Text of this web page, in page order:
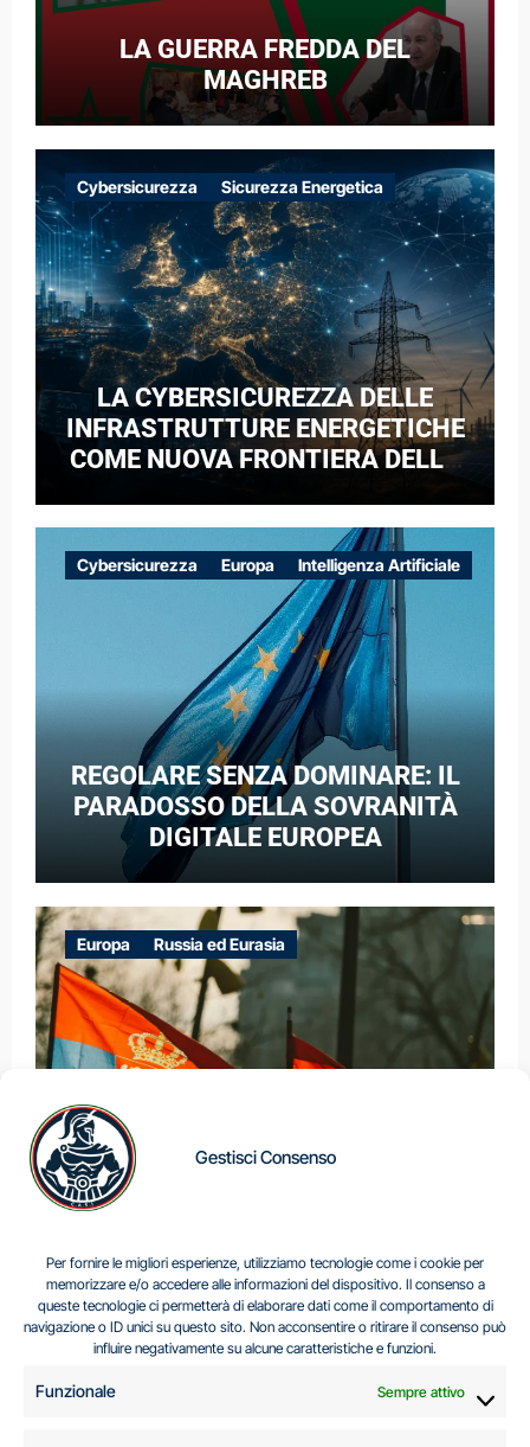
Gestisci Consenso
Per fornire le migliori esperienze, utilizziamo tecnologie come i cookie per
memorizzare e/o accedere alle informazioni del dispositivo. Il consenso a
queste tecnologie ci permetterà di elaborare dati come il comportamento di
navigazione o ID unici su questo sito. Non acconsentire o ritirare il consenso può
influire negativamente su alcune caratteristiche e funzioni.
Funzionale Sempre attivo
LA GUERRA FREDDA DEL
MAGHREB
Cybersicurezza Sicurezza Energetica
LA CYBERSICUREZZA DELLE
INFRASTRUTTURE ENERGETICHE
COME NUOVA FRONTIERA DELLA
CASO DELLE RETI ELETTRICHE
EUROPEE NEL CONTESTO DELLA
GUERRA IBRIDA
Cybersicurezza Europa Intelligenza Artificiale
REGOLARE SENZA DOMINARE: IL
PARADOSSO DELLA SOVRANITÀ
DIGITALE EUROPEA
Europa Russia ed Eurasia
Centro Analisi e Studi Italus © Tutti i diritti riservati